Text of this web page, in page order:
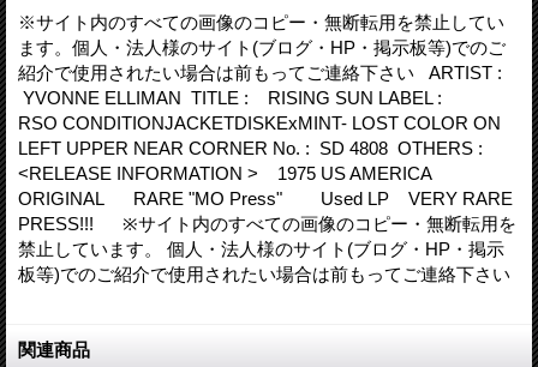
※サイト内のすべての画像のコピー・無断転用を禁止してい
ます。個人・法人様のサイト(ブログ・HP・掲示板等)でのご
紹介で使用されたい場合は前もってご連絡下さい ARTIST :
YVONNE ELLIMAN TITLE : RISING SUN LABEL :
RSO CONDITIONJACKETDISKExMINT- LOST COLOR ON
LEFT UPPER NEAR CORNER No. : SD 4808 OTHERS :
<RELEASE INFORMATION > 1975 US AMERICA
ORIGINAL RARE "MO Press" Used LP VERY RARE
PRESS!!! ※サイト内のすべての画像のコピー・無断転用を
禁止しています。 個人・法人様のサイト(ブログ・HP・掲示
板等)でのご紹介で使用されたい場合は前もってご連絡下さい
関連商品